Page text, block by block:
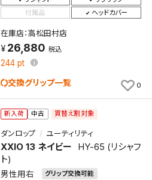
付属品
ヘッドカバー
在庫店：高松田村店
26,880 税込
244 pt
交換グリップ一覧 0
新入荷 中古 買替え割対象
ダンロップ ユーティリティ
XXIO 13 ネイビー
HY-65 (リシャフ
ト)
男性用右 グリップ交換可能